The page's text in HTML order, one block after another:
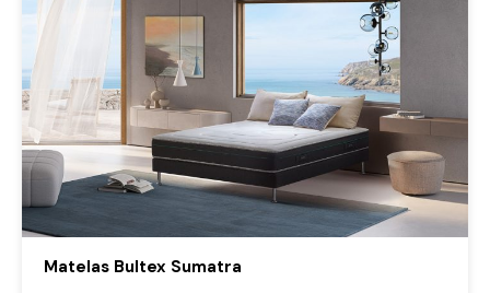
Matelas Bultex Sumatra